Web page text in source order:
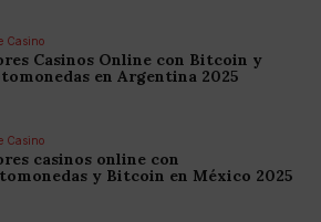
Casino
Casinos Online con Bitcoin y
en Argentina 2025
Casino
casinos online con
y Bitcoin en México 2025